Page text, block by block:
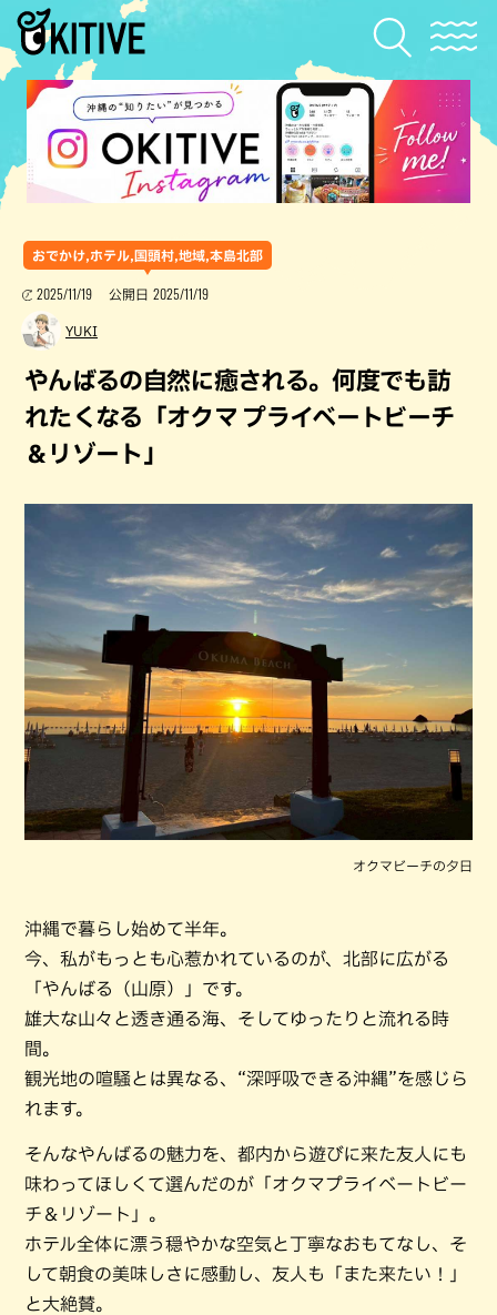
おでかけ,ホテル,国頭村,地域,本島北部
2025/11/19 公開日 2025/11/19
YUKI
やんばるの自然に癒される。何度でも訪
れたくなる「オクマ プライベートビーチ
＆リゾート」
オクマビーチの夕日
沖縄で暮らし始めて半年。
今、私がもっとも心惹かれているのが、北部に広がる
「やんばる（山原）」です。
雄大な山々と透き通る海、そしてゆったりと流れる時
間。
観光地の喧騒とは異なる、“深呼吸できる沖縄”を感じら
れます。
そんなやんばるの魅力を、都内から遊びに来た友人にも
味わってほしくて選んだのが「オクマプライベートビー
チ＆リゾート」。
ホテル全体に漂う穏やかな空気と丁寧なおもてなし、そ
して朝食の美味しさに感動し、友人も「また来たい！」
と大絶賛。